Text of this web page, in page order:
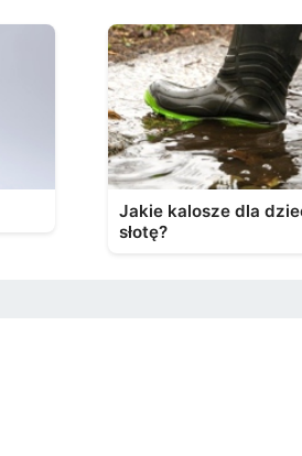
Jakie kalosze dla
słotę?